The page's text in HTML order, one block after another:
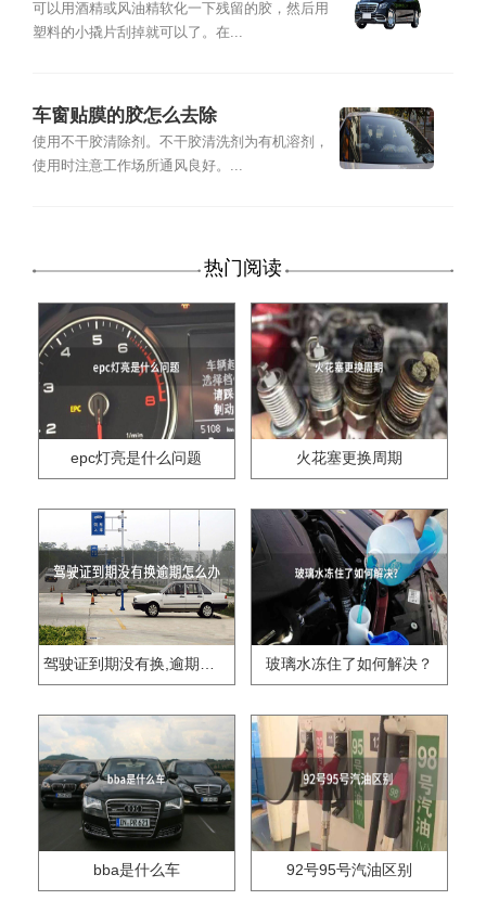
可以用酒精或风油精软化一下残留的胶，然后用
塑料的小撬片刮掉就可以了。在...
车窗贴膜的胶怎么去除
使用不干胶清除剂。不干胶清洗剂为有机溶剂，
使用时注意工作场所通风良好。...
热门阅读
epc灯亮是什么问题 火花塞更换周期
驾驶证到期没有换,逾期怎么办?? 玻璃水冻住了如何解决？
bba是什么车 92号95号汽油区别